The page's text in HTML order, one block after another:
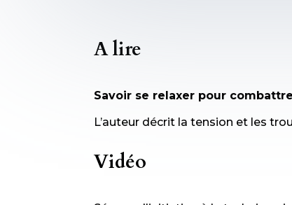
A lire
Savoir se relaxer pour
L’auteur décrit la tension et les
Vidéo